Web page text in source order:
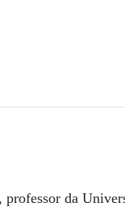
professor da